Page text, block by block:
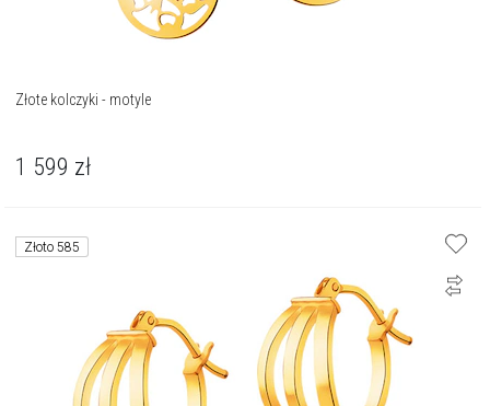
Złote kolczyki - motyle
1 599 zł
Złoto 585